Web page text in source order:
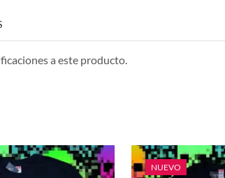
a este producto.
NUEVO